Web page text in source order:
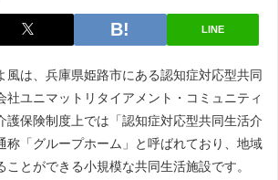
LINE
風は、兵庫県姫路市にある認知症対応型共同
社ユニマットリタイアメント・コミュニティ
護保険制度上では「認知症対応型共同生活介
称「グループホーム」と呼ばれており、地域
ことができる小規模な共同生活施設です。